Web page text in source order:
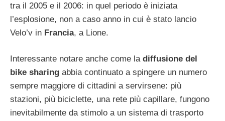
tra il 2005 e il 2006: in quel periodo è iniziata
l’esplosione, non a caso anno in cui è stato lancio
Velo’v in Francia, a Lione.
Interessante notare anche come la diffusione del
bike sharing abbia continuato a spingere un numero
sempre maggiore di cittadini a servirsene: più
stazioni, più biciclette, una rete più capillare, fungono
inevitabilmente da stimolo a un sistema di trasporto